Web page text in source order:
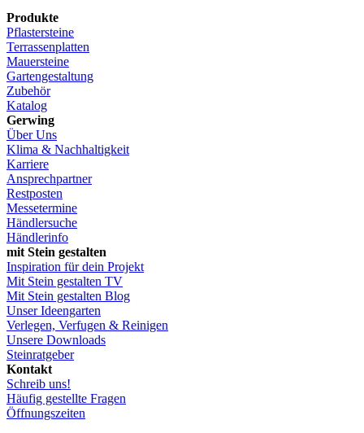
Produkte
Pflastersteine
Terrassenplatten
Mauersteine
Gartengestaltung
Zubehör
Katalog
Gerwing
Über Uns
Klima & Nachhaltigkeit
Karriere
Ansprechpartner
Restposten
Messetermine
Händlersuche
Händlerinfo
mit Stein gestalten
Inspiration für dein Projekt
Mit Stein gestalten TV
Mit Stein gestalten Blog
Unser Ideengarten
Verlegen, Verfugen & Reinigen
Unsere Downloads
Steinratgeber
Kontakt
Schreib uns!
Häufig gestellte Fragen
Öffnungszeiten